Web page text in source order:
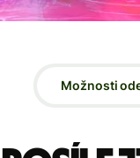
Možnosti